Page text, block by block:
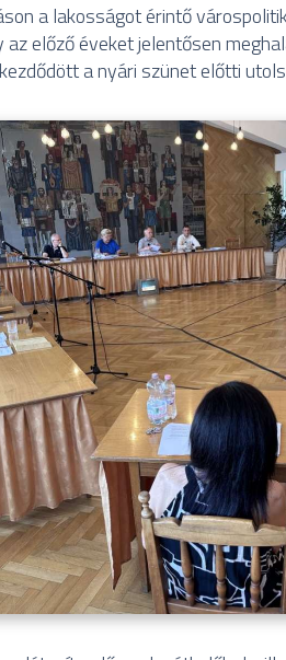
a lakosságot érintő
előző éveket jelentősen
a nyári szünet előtti